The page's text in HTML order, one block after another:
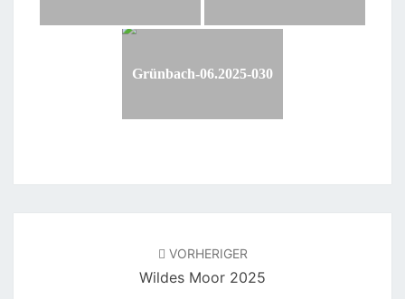
Grünbach-06.2025-030
VORHERIGER
Wildes Moor 2025